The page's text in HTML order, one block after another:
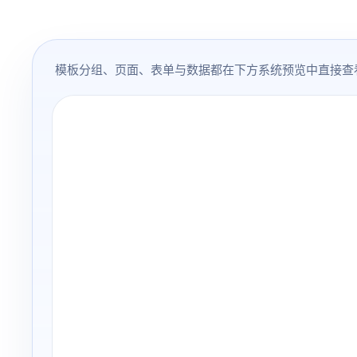
模板分组、页面、表单与数据都在下方系统预览中直接查